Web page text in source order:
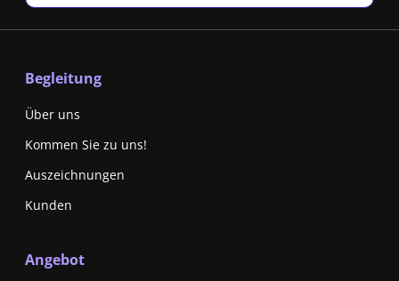
Begleitung
Über uns
Kommen Sie zu uns!
Auszeichnungen
Kunden
Angebot